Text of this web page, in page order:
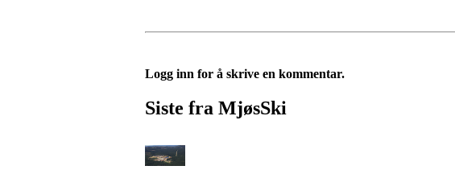
Logg inn for å skrive en kommentar.
Siste fra MjøsSki